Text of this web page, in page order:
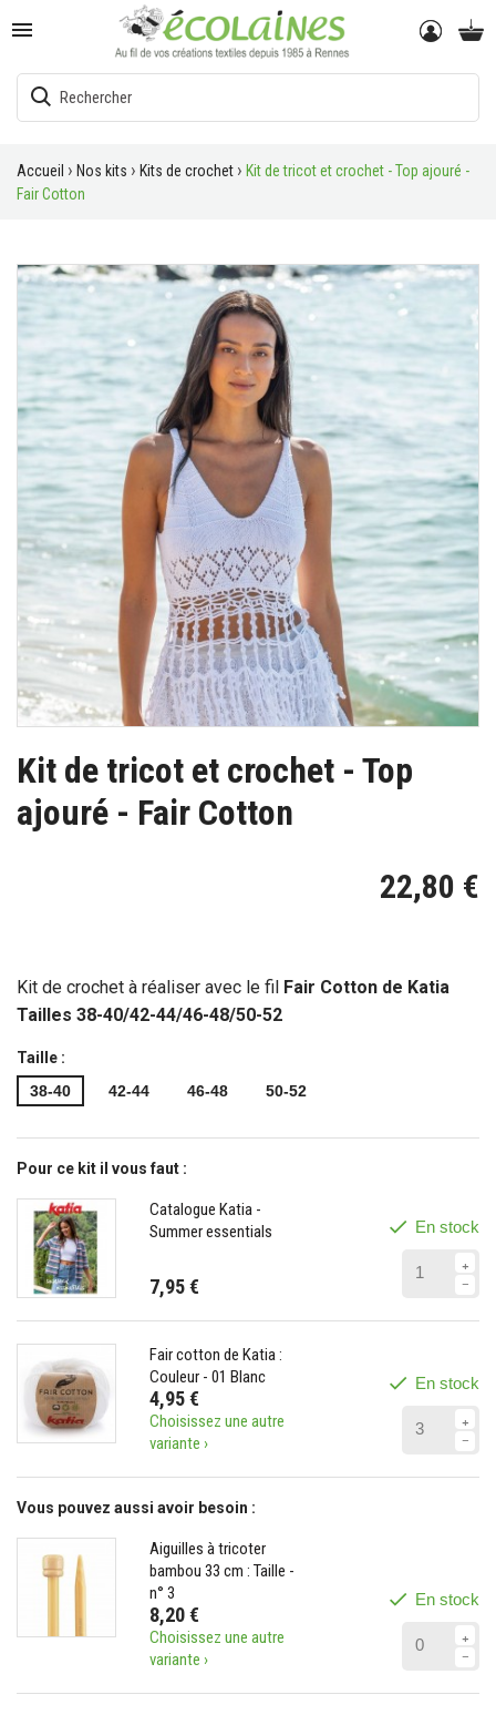

Accueil Nos kits Kits de crochet
Kit de tricot et crochet - Top ajouré -
Fair Cotton
Kit de tricot et crochet - Top
ajouré - Fair Cotton
22,80 €
Kit de crochet à réaliser avec le fil Fair Cotton de Katia
Tailles 38-40/42-44/46-48/50-52
Taille :
38-40
42-44 46-48 50-52
Pour ce kit il vous faut :
Catalogue Katia -
Summer essentials
7,95 €
En stock
Fair cotton de Katia :
Couleur - 01 Blanc
4,95 €
Choisissez une autre
variante ›
En stock
Vous pouvez aussi avoir besoin :
Aiguilles à tricoter
bambou 33 cm : Taille -
n° 3
8,20 €
Choisissez une autre
variante ›
En stock